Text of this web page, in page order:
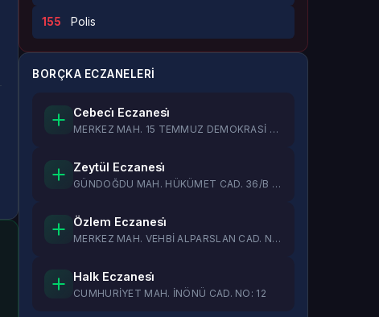
155 Polis
BORÇKA ECZANELERI
Cebeci̇ Eczanesi̇
MERKEZ MAH. 15 TEMMUZ DEMOKRASİ CAD...
Zeytül Eczanesi̇
GÜNDOĞDU MAH. HÜKÜMET CAD. 36/B BOR...
Özlem Eczanesi̇
MERKEZ MAH. VEHBİ ALPARSLAN CAD. NO...
Halk Eczanesi̇
CUMHURİYET MAH. İNÖNÜ CAD. NO: 12